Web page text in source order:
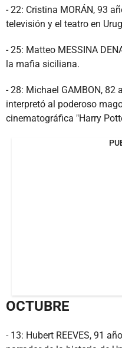
- 22: Cristina MORÁN, 93
televisión y el teatro en
- 25: Matteo MESSINA
la mafia siciliana.
- 28: Michael GAMBON, 82
interpretó al poderoso
cinematográfica "Harry
OCTUBRE
- 13: Hubert REEVES, 91